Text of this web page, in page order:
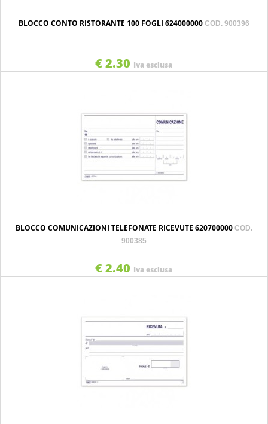
BLOCCO CONTO RISTORANTE 100 FOGLI 624000000 COD. 900396
€ 2.30 Iva esclusa
BLOCCO COMUNICAZIONI TELEFONATE RICEVUTE 620700000 COD.
900385
€ 2.40 Iva esclusa